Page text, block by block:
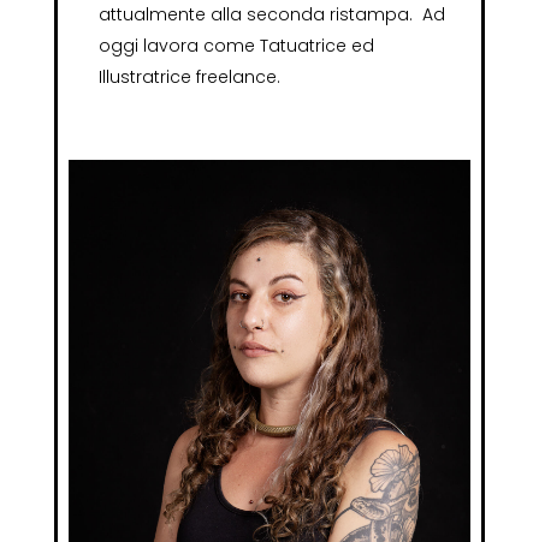
attualmente alla seconda ristampa. Ad
oggi lavora come Tatuatrice ed
Illustratrice freelance.